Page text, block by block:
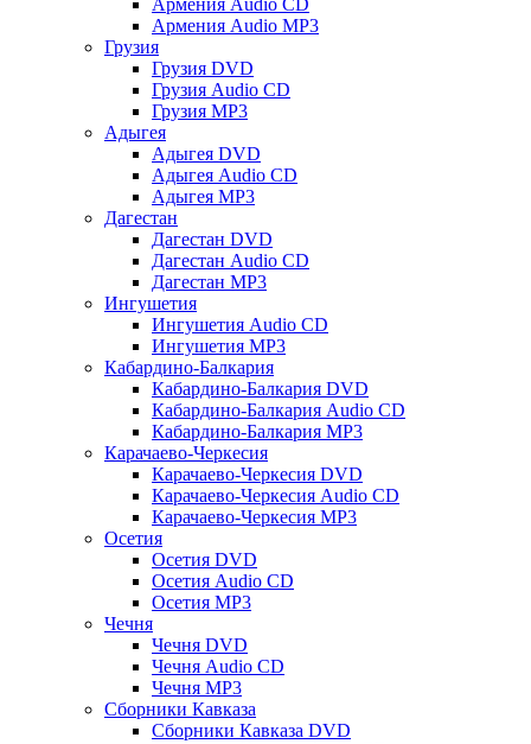
Армения Audio CD
Армения Audio MP3
Грузия
Грузия DVD
Грузия Audio CD
Грузия MP3
Адыгея
Адыгея DVD
Адыгея Audio CD
Адыгея MP3
Дагестан
Дагестан DVD
Дагестан Audio CD
Дагестан MP3
Ингушетия
Ингушетия Audio CD
Ингушетия MP3
Кабардино-Балкария
Кабардино-Балкария DVD
Кабардино-Балкария Audio CD
Кабардино-Балкария MP3
Карачаево-Черкесия
Карачаево-Черкесия DVD
Карачаево-Черкесия Audio CD
Карачаево-Черкесия MP3
Осетия
Осетия DVD
Осетия Audio CD
Осетия MP3
Чечня
Чечня DVD
Чечня Audio CD
Чечня MP3
Сборники Кавказа
Сборники Кавказа DVD